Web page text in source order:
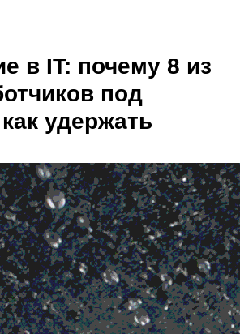
в IT: почему 8 из
под
удержать